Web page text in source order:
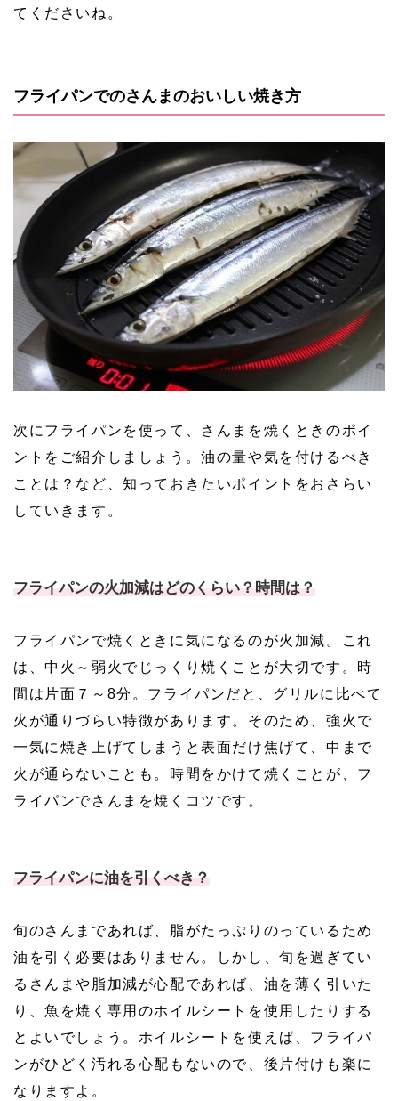
てくださいね。
フライパンでのさんまのおいしい焼き方
次にフライパンを使って、さんまを焼くときのポイ
ントをご紹介しましょう。油の量や気を付けるべき
ことは？など、知っておきたいポイントをおさらい
していきます。
フライパンの火加減はどのくらい？時間は？
フライパンで焼くときに気になるのが火加減。これ
は、中火～弱火でじっくり焼くことが大切です。時
間は片面７～8分。フライパンだと、グリルに比べて
火が通りづらい特徴があります。そのため、強火で
一気に焼き上げてしまうと表面だけ焦げて、中まで
火が通らないことも。時間をかけて焼くことが、フ
ライパンでさんまを焼くコツです。
フライパンに油を引くべき？
旬のさんまであれば、脂がたっぷりのっているため
油を引く必要はありません。しかし、旬を過ぎてい
るさんまや脂加減が心配であれば、油を薄く引いた
り、魚を焼く専用のホイルシートを使用したりする
とよいでしょう。ホイルシートを使えば、フライパ
ンがひどく汚れる心配もないので、後片付けも楽に
なりますよ。